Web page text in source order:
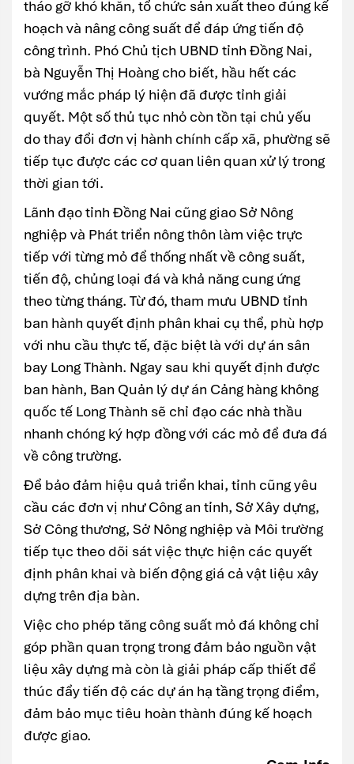
tháo gỡ khó khăn, tổ chức sản xuất theo đúng kế
hoạch và nâng công suất để đáp ứng tiến độ
công trình. Phó Chủ tịch UBND tỉnh Đồng Nai,
bà Nguyễn Thị Hoàng cho biết, hầu hết các
vướng mắc pháp lý hiện đã được tỉnh giải
quyết. Một số thủ tục nhỏ còn tồn tại chủ yếu
do thay đổi đơn vị hành chính cấp xã, phường sẽ
tiếp tục được các cơ quan liên quan xử lý trong
thời gian tới.
Lãnh đạo tỉnh Đồng Nai cũng giao Sở Nông
nghiệp và Phát triển nông thôn làm việc trực
tiếp với từng mỏ để thống nhất về công suất,
tiến độ, chủng loại đá và khả năng cung ứng
theo từng tháng. Từ đó, tham mưu UBND tỉnh
ban hành quyết định phân khai cụ thể, phù hợp
với nhu cầu thực tế, đặc biệt là với dự án sân
bay Long Thành. Ngay sau khi quyết định được
ban hành, Ban Quản lý dự án Cảng hàng không
quốc tế Long Thành sẽ chỉ đạo các nhà thầu
nhanh chóng ký hợp đồng với các mỏ để đưa đá
về công trường.
Để bảo đảm hiệu quả triển khai, tỉnh cũng yêu
cầu các đơn vị như Công an tỉnh, Sở Xây dựng,
Sở Công thương, Sở Nông nghiệp và Môi trường
tiếp tục theo dõi sát việc thực hiện các quyết
định phân khai và biến động giá cả vật liệu xây
dựng trên địa bàn.
Việc cho phép tăng công suất mỏ đá không chỉ
góp phần quan trọng trong đảm bảo nguồn vật
liệu xây dựng mà còn là giải pháp cấp thiết để
thúc đẩy tiến độ các dự án hạ tầng trọng điểm,
đảm bảo mục tiêu hoàn thành đúng kế hoạch
được giao.